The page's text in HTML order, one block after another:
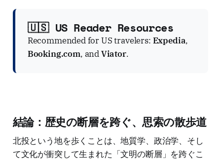
🇺🇸 US Reader Resources
Recommended for US travelers: Expedia,
Booking.com, andViator.
結論：歴史の断層を跨ぐ、思索の散歩道
北投という地を歩くことは、地質学、政治学、そし
て文化が衝突して生まれた「文明の断層」を跨ぐこ